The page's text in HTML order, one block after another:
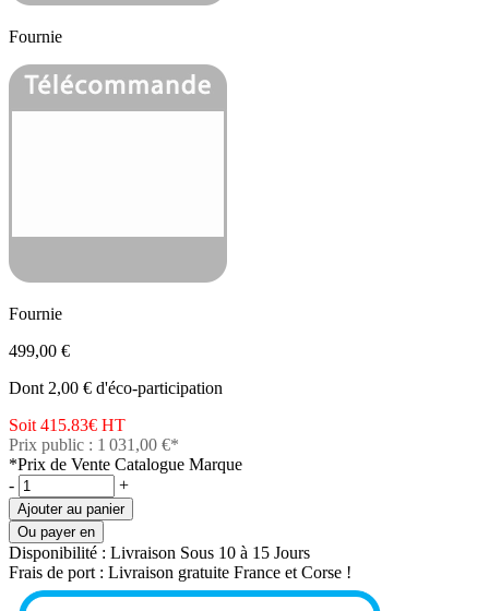
Fournie
Fournie
499,00 €
Dont 2,00 € d'éco-participation
Soit 415.83€ HT
Prix public : 1 031,00 €*
*Prix de Vente Catalogue Marque
-
+
Ajouter au panier
Ou payer en
Disponibilité : Livraison Sous 10 à 15 Jours
Frais de port : Livraison gratuite France et Corse !